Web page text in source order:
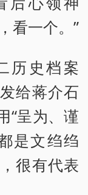
看一个。”
历史档案
给蒋介石
“呈为、谨
是文绉绉
很有代表